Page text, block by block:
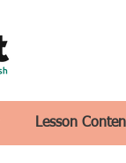
Lesson